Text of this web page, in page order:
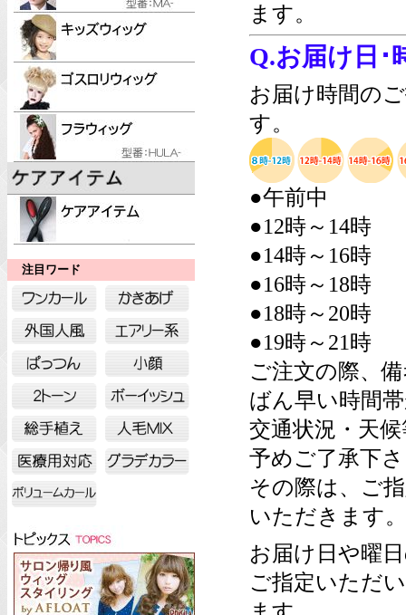
注目ワード
ます。
Q.お届け日･
お届け時間の
す。
●午前中
●12時～14時
●14時～16時
●16時～18時
●18時～20時
●19時～21時
ご注文の際、
ばん早い時間
交通状況・天
予めご了承下
その際は、ご
いただきます。
お届け日や曜
ご指定いただ